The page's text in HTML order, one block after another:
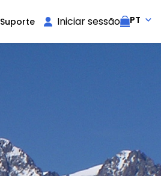
Suporte Iniciar sessão PT